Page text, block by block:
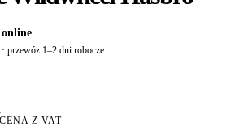
przewóz 1–2 dni robocze
CENA Z VAT